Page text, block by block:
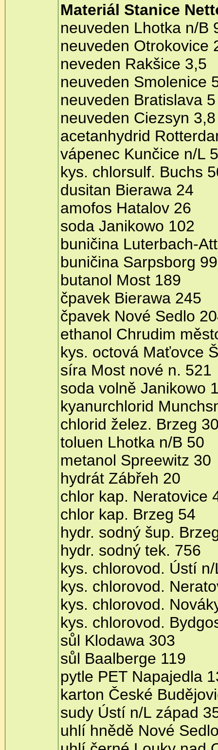
Materiál Stanice
neuveden Lhotka n/B
neuveden Otrokovice
neveden Rakšice 3,5
neuveden Smolenice
neuveden Bratislava 5
neuveden Ciezsyn 3,8
acetanhydrid
vápenec Kunčice n/L
kys. chlorsulf. Buchs
dusitan Bierawa 24
amofos Hatalov 26
soda Janikowo 102
buničina Luterbach-
buničina Sarpsborg 99
butanol Most 189
čpavek Bierawa 245
čpavek Nové Sedlo
ethanol Chrudim
kys. octová Maťovce
síra Most nové n. 521
soda volně Janikowo
kyanurchlorid
chlorid želez. Brzeg
toluen Lhotka n/B 50
metanol Spreewitz 30
hydrát Zábřeh 20
chlor kap. Neratovice
chlor kap. Brzeg 54
hydr. sodný šup.
hydr. sodný tek. 756
kys. chlorovod. Ústí
kys. chlorovod.
kys. chlorovod.
kys. chlorovod.
sůl Klodawa 303
sůl Baalberge 119
pytle PET Napajedla
karton České
sudy Ústí n/L západ
uhlí hnědě Nové